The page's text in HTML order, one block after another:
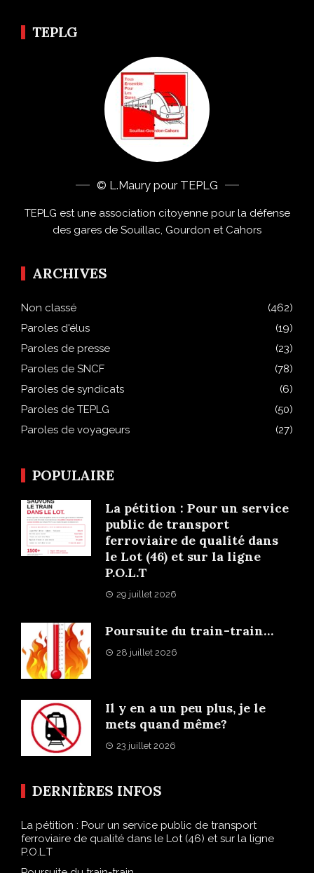
TEPLG
© L.Maury pour TEPLG
TEPLG est une association citoyenne pour la défense
des gares de Souillac, Gourdon et Cahors
ARCHIVES
Non classé
(462)
Paroles d'élus
(19)
Paroles de presse
(23)
Paroles de SNCF
(78)
Paroles de syndicats
(6)
Paroles de TEPLG
(50)
Paroles de voyageurs
(27)
POPULAIRE
La pétition : Pour un service
public de transport
ferroviaire de qualité dans
le Lot (46) et sur la ligne
P.O.L.T
29 juillet 2026
Poursuite du train-train…
28 juillet 2026
Il y en a un peu plus, je le
mets quand même?
23 juillet 2026
DERNIÈRES INFOS
La pétition : Pour un service public de transport
ferroviaire de qualité dans le Lot (46) et sur la ligne
P.O.L.T